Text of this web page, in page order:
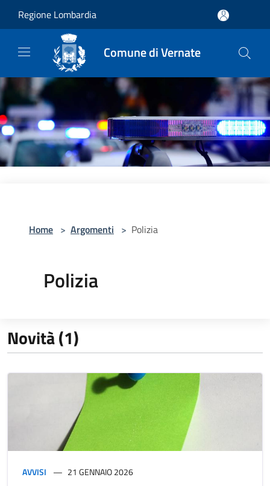
Regione Lombardia
Comune di Vernate
Home > Argomenti > Polizia
Polizia
Novità (1)
AVVISI 21 GENNAIO 2026